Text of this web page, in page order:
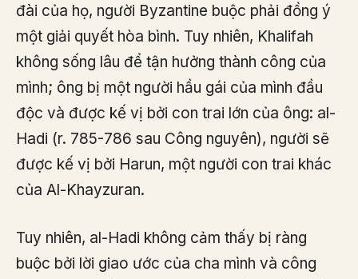
đài của họ, người Byzantine buộc phải đồng ý
một giải quyết hòa bình. Tuy nhiên, Khalifah
không sống lâu để tận hưởng thành công của
mình; ông bị một người hầu gái của mình đầu
độc và được kế vị bởi con trai lớn của ông: al-
Hadi (r. 785-786 sau Công nguyên), người sẽ
được kế vị bởi Harun, một người con trai khác
của Al-Khayzuran.
Tuy nhiên, al-Hadi không cảm thấy bị ràng
buộc bởi lời giao ước của cha mình và công